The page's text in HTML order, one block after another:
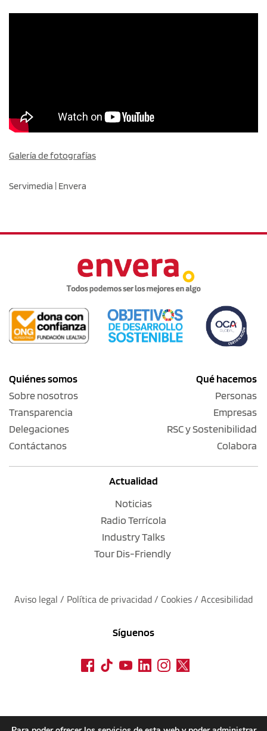
Galería de fotografías
Servimedia | Envera
Quiénes somos
Sobre nosotros
Transparencia
Delegaciones
Contáctanos
Qué hacemos
Personas
Empresas
RSC y Sostenibilidad
Colabora
Actualidad
Noticias
Radio Terrícola
Industry Talks
Tour Dis-Friendly
Aviso legal / Política de privacidad / Cookies / Accesibilidad
Síguenos